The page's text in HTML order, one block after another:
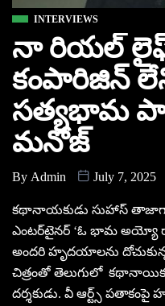
INTERVIEWS
నా రియల్‌
కంపారిజిన్‌
సత్యభామ
మనోజ్‌
By Admin July 7, 2025
కథానాయకుడు సుహాస్‌ తాజాగా
ఎంటర్‌టైనర్‌ ‘ఓ భామ అయ్యో
అందరి హృదయాలను
చిత్రంతో తెలుగులో
దర్శకుడు. వీ ఆర్ట్స్‌ పతాకంపై